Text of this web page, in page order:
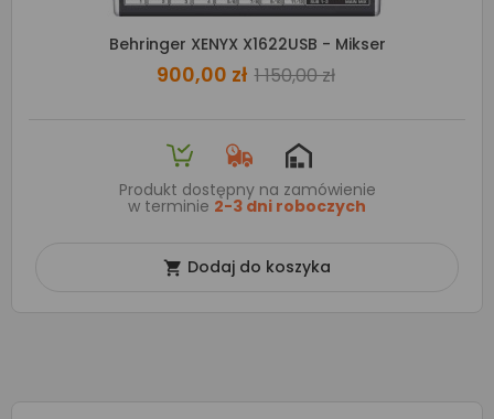
Behringer XENYX X1622USB - Mikser
900,00 zł 1 150,00 zł
Produkt dostępny na zamówienie
w terminie 2-3 dni roboczych
 Dodaj do koszyka